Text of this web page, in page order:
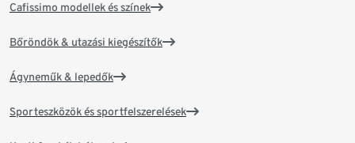
Cafissimo modellek és színek
Bőröndök & utazási kiegészítők
Ágyneműk & lepedők
Sporteszközök és sportfelszerelések